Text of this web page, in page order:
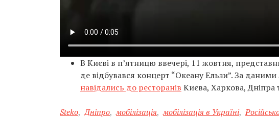
В Києві в п’ятницю ввечері, 11 жовтня,
де відбувався концерт “Океану Ельзи”. За даними
навідались до ресторанів Києва, Харкова,
Steko, Дніпро, мобілізація, мобілізація в Україні,